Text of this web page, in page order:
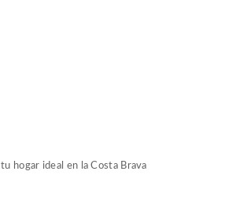
hogar ideal en la Costa Brava